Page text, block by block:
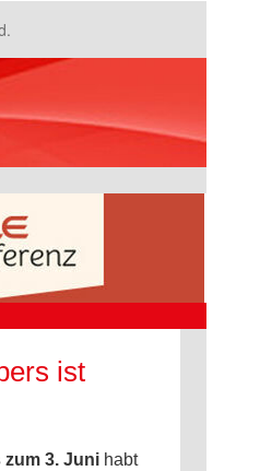
ist
zum 3. Juni habt